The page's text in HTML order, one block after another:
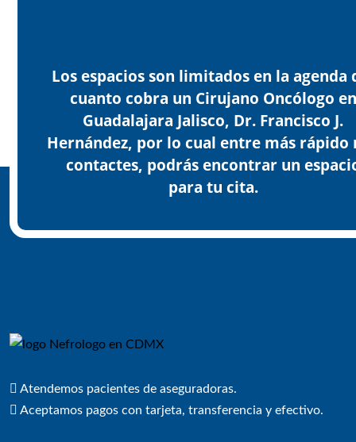
Los espacios son limitados en la agenda
cuanto cobra un Cirujano Oncólogo en
Guadalajara Jalisco, Dr. Francisco J.
Hernández, por lo cual entre más rápido
contactes, podrás encontrar un
para tu cita.
Atendemos pacientes de aseguradoras.
Aceptamos pagos con tarjeta, transferencia y efectivo.